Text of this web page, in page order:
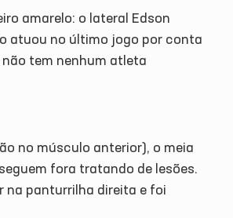
amarelo: o lateral Edson
atuou no último jogo por conta
não tem nenhum atleta
no músculo anterior), o meia
fora tratando de lesões.
na panturrilha direita e foi